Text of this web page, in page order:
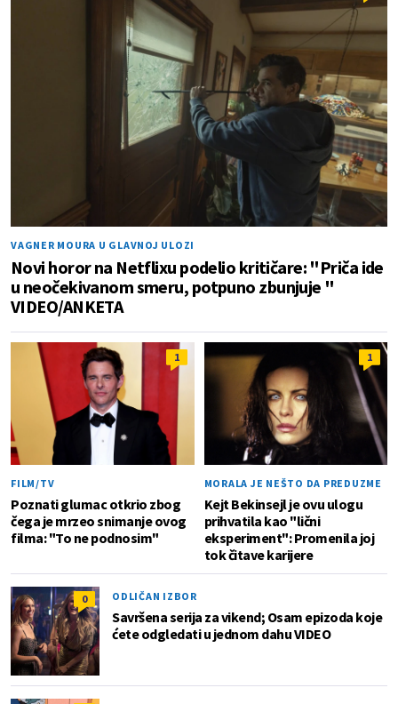
VAGNER MOURA U GLAVNOJ ULOZI
Novi horor na Netflixu podelio kritičare: "Priča ide
u neočekivanom smeru, potpuno zbunjuje "
VIDEO/ANKETA
1
FILM/TV
Poznati glumac otkrio zbog
čega je mrzeo snimanje ovog
filma: "To ne podnosim"
1
MORALA JE NEŠTO DA PREDUZME
Kejt Bekinsejl je ovu ulogu
prihvatila kao "lični
eksperiment": Promenila joj
tok čitave karijere
0 ODLIČAN IZBOR
Savršena serija za vikend; Osam epizoda koje
ćete odgledati u jednom dahu VIDEO